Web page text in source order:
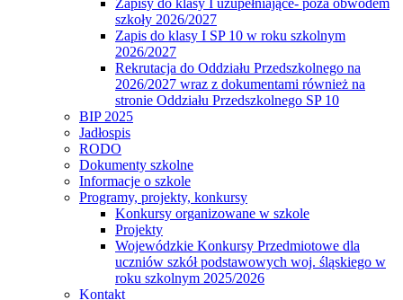
Zapisy do klasy I uzupełniające- poza obwodem
szkoły 2026/2027
Zapis do klasy I SP 10 w roku szkolnym
2026/2027
Rekrutacja do Oddziału Przedszkolnego na
2026/2027 wraz z dokumentami również na
stronie Oddziału Przedszkolnego SP 10
BIP 2025
Jadłospis
RODO
Dokumenty szkolne
Informacje o szkole
Programy, projekty, konkursy
Konkursy organizowane w szkole
Projekty
Wojewódzkie Konkursy Przedmiotowe dla
uczniów szkół podstawowych woj. śląskiego w
roku szkolnym 2025/2026
Kontakt